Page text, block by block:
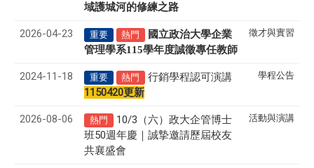
域護城河的修練之路
2026-04-23 重要 熱門
國立政治大學企業
管理學系115學年度誠徵專任教師
徵才與實習
2024-11-18 重要 熱門
行銷學程認可演講
1150420更新
學程公告
2026-08-06 熱門
10/3（六）政大企管博士
班50週年慶｜誠摯邀請歷屆校友
共襄盛會
活動與演講